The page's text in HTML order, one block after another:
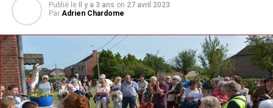
Publié le Il y a 3 ans on 27 avril 2023
Par Adrien Chardome